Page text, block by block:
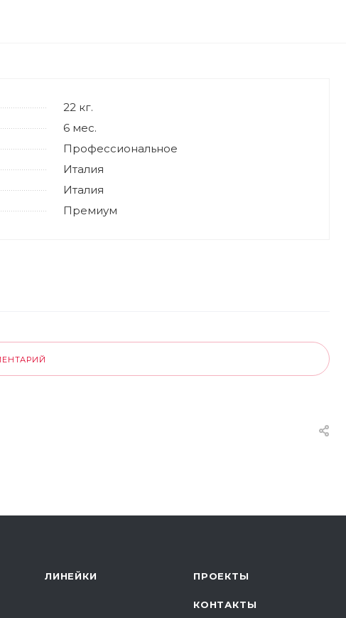
22 кг.
6 мес.
Профессиональное
Италия
Италия
Премиум
ЛИНЕЙКИ ПРОЕКТЫ
КОНТАКТЫ